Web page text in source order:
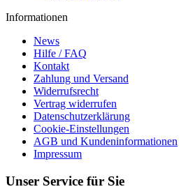
Informationen
News
Hilfe / FAQ
Kontakt
Zahlung und Versand
Widerrufsrecht
Vertrag widerrufen
Datenschutzerklärung
Cookie-Einstellungen
AGB und Kundeninformationen
Impressum
Unser Service für Sie